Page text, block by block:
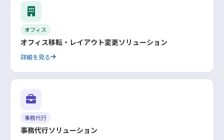
オフィス
オフィス移転・レイアウト変更ソリューション
詳細を見る
事務代行
事務代行ソリューション